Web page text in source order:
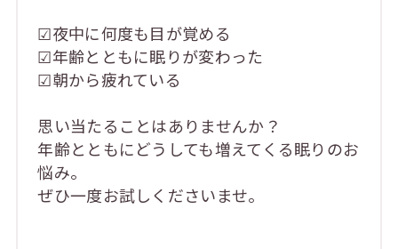
☑夜中に何度も目が覚める
☑年齢とともに眠りが変わった
☑朝から疲れている
思い当たることはありませんか？
年齢とともにどうしても増えてくる眠りのお
悩み。
ぜひ一度お試しくださいませ。